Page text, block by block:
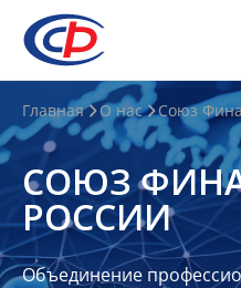
О
нас
О
СФР
Совет
Союза
Главная О нас Союз
СОЮЗ
РОССИИ
Объединение